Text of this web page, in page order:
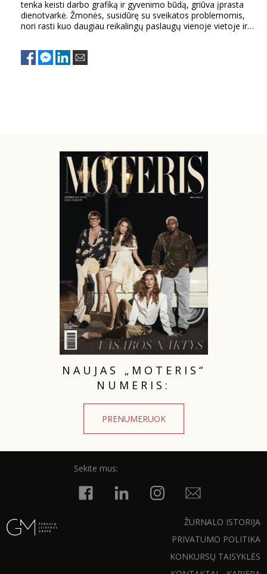
PRIVATUMO POLITIKA
NAUJIENLAIŠKĮ
Prenumeruodami portalą,
Jūs sutinkate su
taisyklėmis
tenka keisti darbo grafiką ir gyvenimo būdą, griūva įprasta
dienotvarkė. Žmonės, susidūrę su sveikatos problemomis,
nori rasti kuo daugiau reikalingų paslaugų vienoje vietoje ir
NAUJAS „MOTERIS“
NUMERIS:
PRENUMERUOK
Sekite mus:
ŽURNALO ISTORIJA
PRIVATUMO POLITIKA
KONKURSŲ TAISYKLĖS